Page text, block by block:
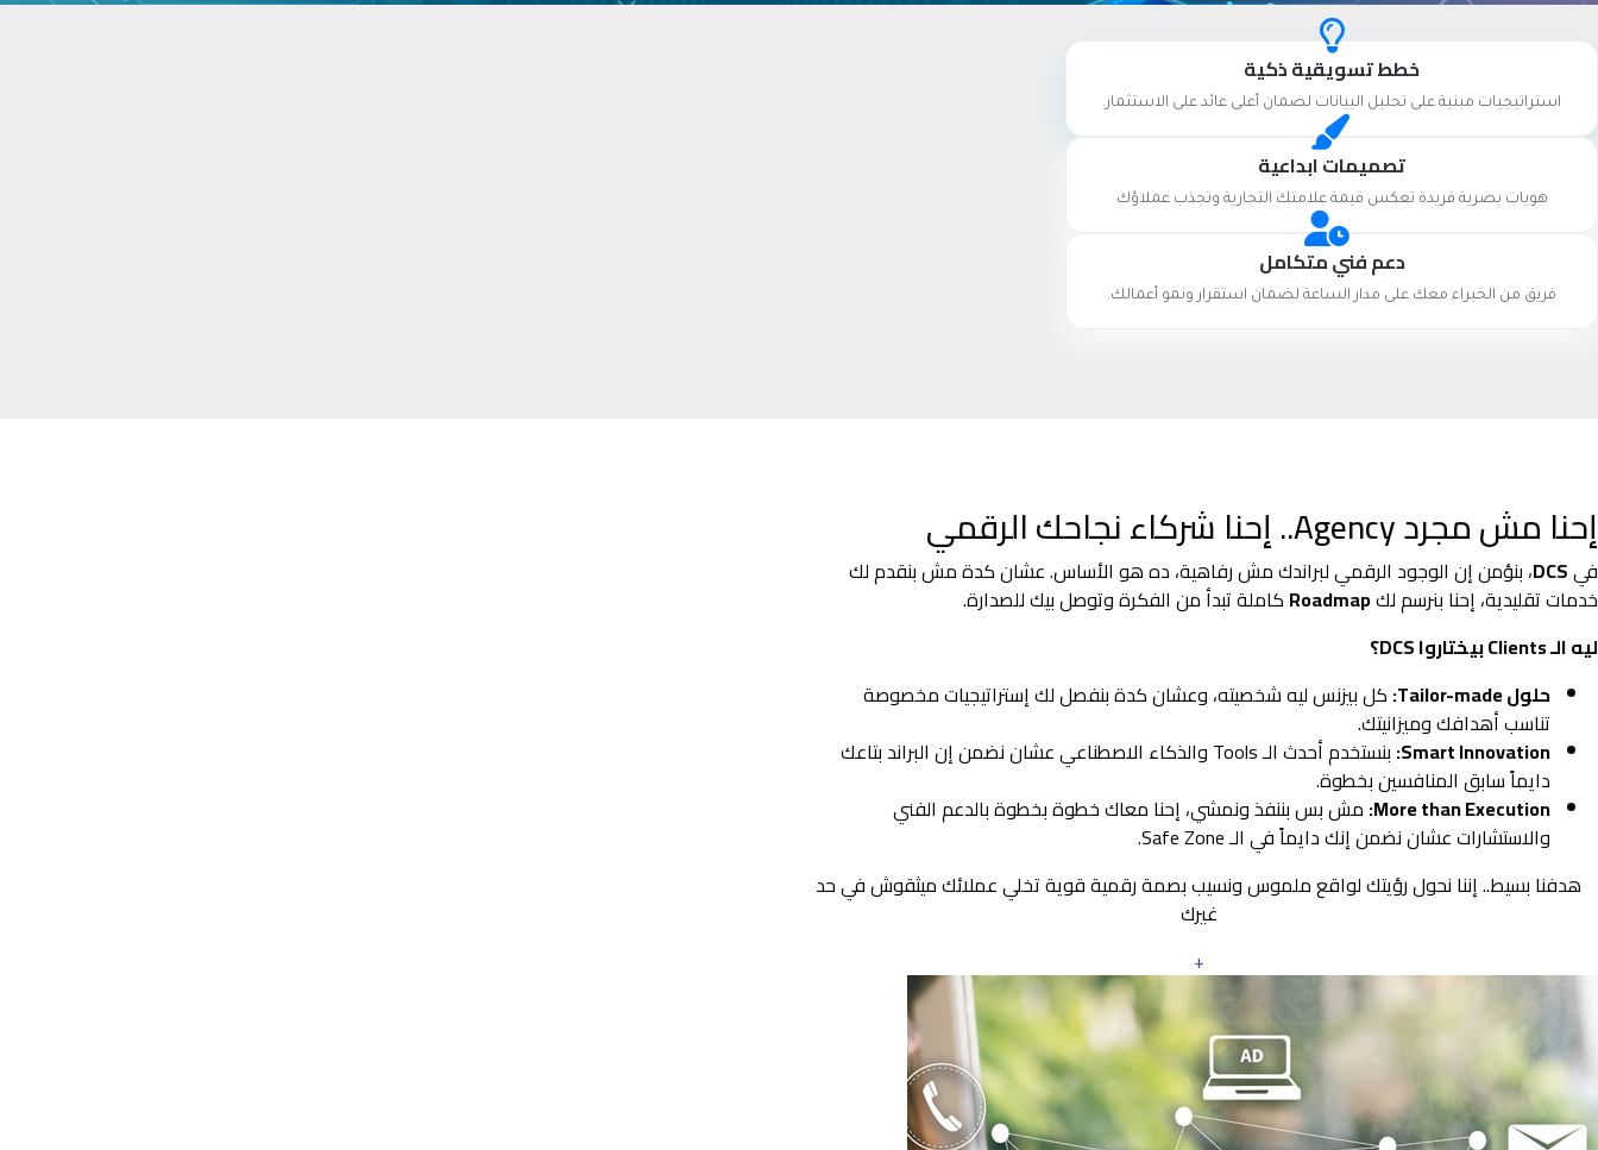
خطط تسويقية ذكية
استراتيجيات مبنية على تحليل البيانات لضمان أعلى عائد على الاستثمار.
تصميمات ابداعية
هويات بصرية فريدة تعكس قيمة علامتك التجارية وتجذب عملاؤك
دعم فني متكامل
فريق من الخبراء معك على مدار الساعة لضمان استقرار ونمو أعمالك.
إحنا مش مجرد Agency.. إحنا شركاء نجاحك الرقمي
فيDCS، بنؤمن إن الوجود الرقمي لبراندك مش رفاهية، ده هو الأساس. عشان كدة مش بنقدم لك
خدمات تقليدية، إحنا بنرسم لكRoadmap كاملة تبدأ من الفكرة وتوصل بيك للصدارة.
ليه الـ Clients بيختاروا DCS؟
حلول Tailor-made:
كل بيزنس ليه شخصيته، وعشان كدة بنفصل لك إستراتيجيات مخصوصة
تناسب أهدافك وميزانيتك.
Smart Innovation:
بنستخدم أحدث الـ Tools والذكاء الاصطناعي عشان نضمن إن البراند بتاعك
دايماً سابق المنافسين بخطوة.
More than Execution: مش بس بننفذ ونمشي، إحنا معاك خطوة بخطوة بالدعم الفني
والاستشارات عشان نضمن إنك دايماً في الـ Safe Zone.
هدفنا بسيط.. إننا نحول رؤيتك لواقع ملموس ونسيب بصمة رقمية قوية تخلي عملائك ميثقوش في حد
غيرك
+